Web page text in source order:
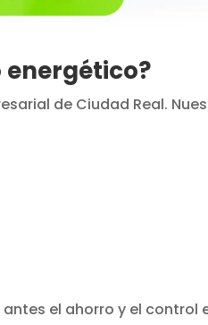
energético?
de Ciudad Real.
el ahorro y el